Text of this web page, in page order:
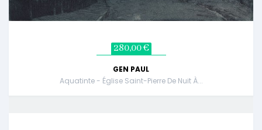
280,00 €
GEN PAUL
Aquatinte - Église Saint-Pierre De Nuit À...